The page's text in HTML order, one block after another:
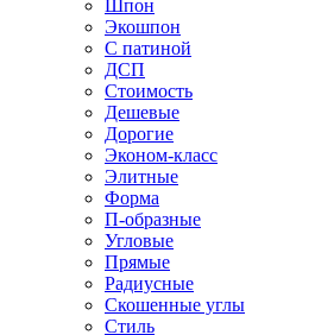
Шпон
Экошпон
С патиной
ДСП
Стоимость
Дешевые
Дорогие
Эконом-класс
Элитные
Форма
П-образные
Угловые
Прямые
Радиусные
Скошенные углы
Стиль